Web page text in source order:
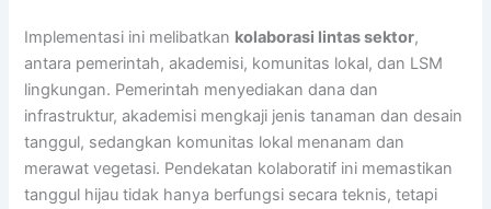
Implementasi ini melibatkan kolaborasi lintas sektor,
antara pemerintah, akademisi, komunitas lokal, dan LSM
lingkungan. Pemerintah menyediakan dana dan
infrastruktur, akademisi mengkaji jenis tanaman dan desain
tanggul, sedangkan komunitas lokal menanam dan
merawat vegetasi. Pendekatan kolaboratif ini memastikan
tanggul hijau tidak hanya berfungsi secara teknis, tetapi